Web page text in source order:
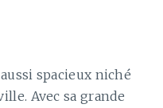
spacieux niché
Avec sa grande